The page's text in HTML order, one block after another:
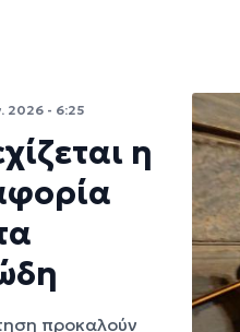
2026 - 6:25
η
προκαλούν